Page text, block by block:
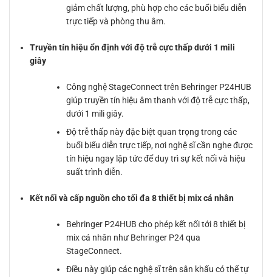
giảm chất lượng, phù hợp cho các buổi biểu diễn
trực tiếp và phòng thu âm.
Truyền tín hiệu ổn định với độ trễ cực thấp dưới 1 mili
giây
Công nghệ StageConnect trên Behringer P24HUB
giúp truyền tín hiệu âm thanh với độ trễ cực thấp,
dưới 1 mili giây.
Độ trễ thấp này đặc biệt quan trọng trong các
buổi biểu diễn trực tiếp, nơi nghệ sĩ cần nghe được
tín hiệu ngay lập tức để duy trì sự kết nối và hiệu
suất trình diễn.
Kết nối và cấp nguồn cho tối đa 8 thiết bị mix cá nhân
Behringer P24HUB cho phép kết nối tới 8 thiết bị
mix cá nhân như Behringer P24 qua
StageConnect.
Điều này giúp các nghệ sĩ trên sân khấu có thể tự